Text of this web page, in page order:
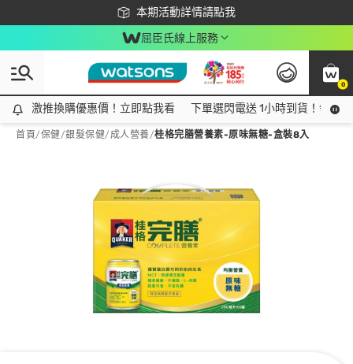
本期活動詳情請點我
下載app最高回饋$350
屈臣氏線上服務
0
激推換購優惠價！立即點我看
激推換購優惠價！立即點我看 下單選閃電送 1小時到貨！領神
首頁/保健/銀髮保健/ 成人營養/桂格完膳營養素-原味無糖-盒裝8入